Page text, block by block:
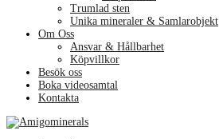
Trumlad sten
Unika mineraler & Samlarobjekt
Om Oss
Ansvar & Hållbarhet
Köpvillkor
Besök oss
Boka videosamtal
Kontakta
Menu